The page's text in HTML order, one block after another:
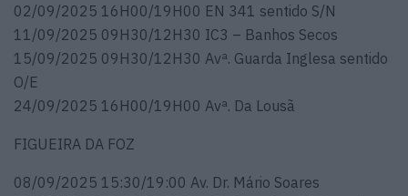
02/09/2025 16H00/19H00 EN 341 sentido S/N
11/09/2025 09H30/12H30 IC3 – Banhos Secos
15/09/2025 09H30/12H30 Avª. Guarda Inglesa sentido
O/E
24/09/2025 16H00/19H00 Avª. Da Lousã
FIGUEIRA DA FOZ
08/09/2025 15:30/19:00 Av. Dr. Mário Soares